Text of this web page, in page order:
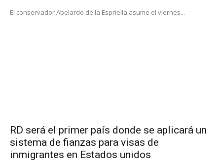
El conservador Abelardo de la Espriella asume el viernes...
RD será el primer país donde se aplicará un
sistema de fianzas para visas de
inmigrantes en Estados unidos